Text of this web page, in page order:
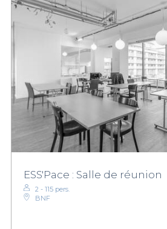
ESS'Pace : Salle de réunion
2 - 115 pers.
BNF